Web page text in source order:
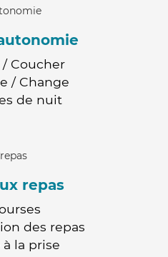
/ Coucher
/ Change
de nuit
repas
des repas
la prise